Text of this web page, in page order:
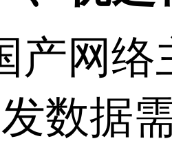
络主
数据